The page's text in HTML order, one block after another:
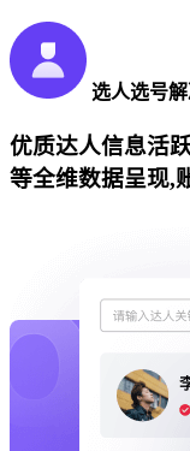
选人选号
优质达人信息活
等全维数据呈现,